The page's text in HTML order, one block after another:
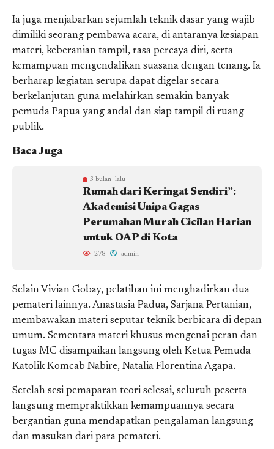
Ia juga menjabarkan sejumlah teknik dasar yang wajib
dimiliki seorang pembawa acara, di antaranya kesiapan
materi, keberanian tampil, rasa percaya diri, serta
kemampuan mengendalikan suasana dengan tenang. Ia
berharap kegiatan serupa dapat digelar secara
berkelanjutan guna melahirkan semakin banyak
pemuda Papua yang andal dan siap tampil di ruang
publik.
Baca Juga
3 bulan lalu
Rumah dari Keringat Sendiri”:
Akademisi Unipa Gagas
Perumahan Murah Cicilan Harian
untuk OAP di Kota
278 admin
Selain Vivian Gobay, pelatihan ini menghadirkan dua
pemateri lainnya. Anastasia Padua, Sarjana Pertanian,
membawakan materi seputar teknik berbicara di depan
umum. Sementara materi khusus mengenai peran dan
tugas MC disampaikan langsung oleh Ketua Pemuda
Katolik Komcab Nabire, Natalia Florentina Agapa.
Setelah sesi pemaparan teori selesai, seluruh peserta
langsung mempraktikkan kemampuannya secara
bergantian guna mendapatkan pengalaman langsung
dan masukan dari para pemateri.